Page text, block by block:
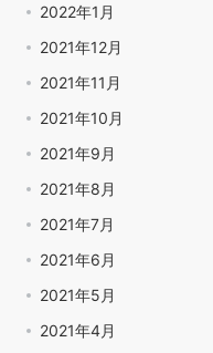
2022年1月
2021年12月
2021年11月
2021年10月
2021年9月
2021年8月
2021年7月
2021年6月
2021年5月
2021年4月